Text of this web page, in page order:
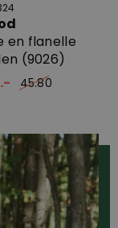
en flanelle
(9026)
45.80